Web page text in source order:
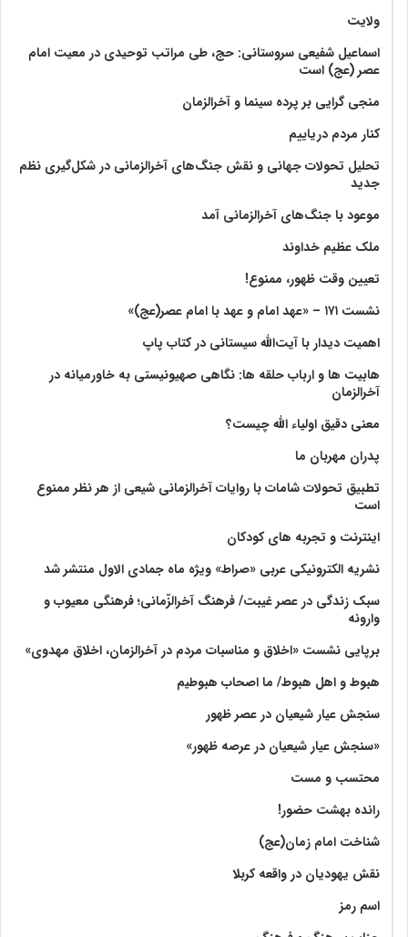
ولايت‏
اسماعیل شفیعی سروستانی: حج، طی مراتب توحیدی در معیت امام
عصر (عج) است
منجی گرایی بر پرده سینما و آخرالزمان
کنار مردم دریاییم
تحلیل تحولات جهانی و نقش جنگ‌های آخرالزمانی در شکل‌گیری نظم
جدید
موعود با جنگ‌های آخرالزمانی آمد
ملک عظیم خداوند
تعیین وقت ظهور، ممنوع!
نشست ۱۷۱ – «عهد امام و عهد با امام عصر(عج)»
اهمیت دیدار با آیت‌الله سیستانی در کتاب پاپ
هابیت ها و ارباب حلقه ها: نگاهی صهیونیستی به خاورمیانه در
آخرالزمان
معنی دقیق اولیاء الله چیست؟
پدران مهربان ما
تطبیق تحولات شامات با روایات آخرالزمانی شیعی از هر نظر ممنوع
است
اینترنت و تجربه های کودکان
نشریه الکترونیکی عربی «صراط» ویژه ماه جمادی الاول منتشر شد
سبک زندگی در عصر غیبت/ فرهنگ آخرالزّمانی؛ فرهنگی معیوب و
وارونه
برپایی نشست «اخلاق و مناسبات مردم در آخرالزمان، اخلاق مهدوی»
هبوط و اهل هبوط/ ما اصحاب هبوطیم
سنجش عیار شیعیان در عصر ظهور
«سنجش عیار شیعیان در عرصه ظهور»
محتسب و مست
رانده بهشت‌ حضور!
شناخت امام زمان(عج)
نقش یهودیان در واقعه کربلا
اسم رمز